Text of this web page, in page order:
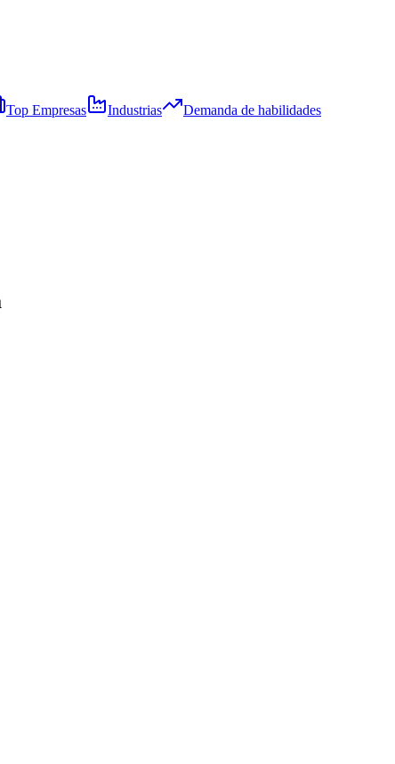
Top Empresas Industrias Demanda de habilidades